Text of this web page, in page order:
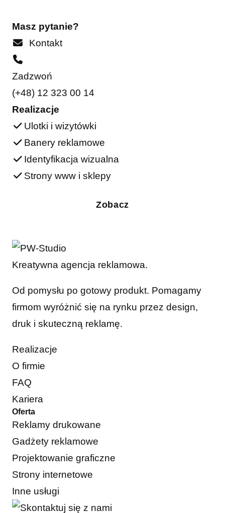
Masz pytanie?
Kontakt
Zadzwoń
(+48) 12 323 00 14
Realizacje
Ulotki i wizytówki
Banery reklamowe
Identyfikacja wizualna
Strony www i sklepy
Zobacz
Kreatywna agencja reklamowa.
Od pomysłu po gotowy produkt. Pomagamy
firmom wyróżnić się na rynku przez design,
druk i skuteczną reklamę.
Realizacje
O firmie
FAQ
Kariera
Oferta
Reklamy drukowane
Gadżety reklamowe
Projektowanie graficzne
Strony internetowe
Inne usługi